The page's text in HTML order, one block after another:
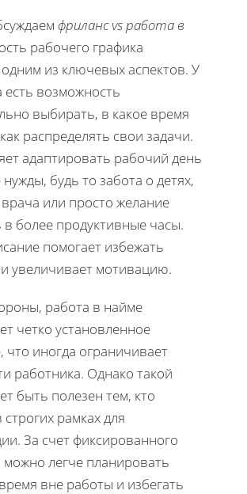
фриланс vs работа в
рабочего графика
одним из ключевых аспектов. У
есть возможность
выбирать, в какое время
распределять свои задачи.
адаптировать рабочий день
будь то забота о детях,
или просто желание
в более продуктивные часы.
помогает избежать
и увеличивает мотивацию.
работа в найме
четко установленное
что иногда ограничивает
работника. Однако такой
быть полезен тем, кто
строгих рамках для
За счет фиксированного
можно легче планировать
вне работы и избегать